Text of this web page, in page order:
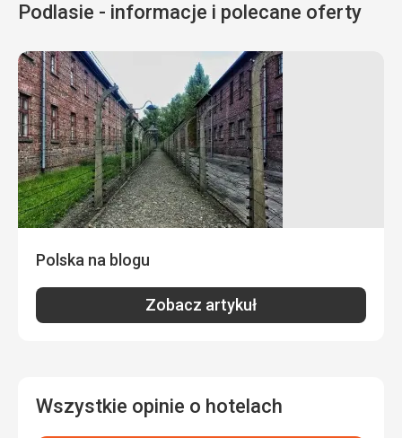
Podlasie - informacje i polecane oferty
Polska na blogu
Zobacz artykuł
Wszystkie opinie o hotelach